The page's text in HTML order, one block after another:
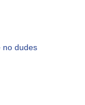
no dudes